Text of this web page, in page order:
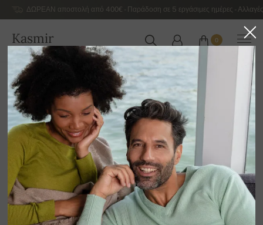
ΔΩΡΕΑΝ αποστολή από 400€ - Παράδοση σε 5 εργάσιμες ημέρες -
Kasmir
ΕΛΛΆΔΑ
0
Αρχική